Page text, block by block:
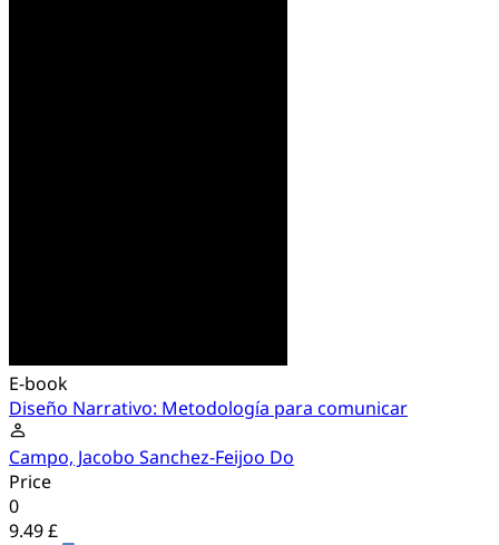
E-book
Diseño Narrativo: Metodología para comunicar
Campo, Jacobo Sanchez-Feijoo Do
Price
0
9.49 £